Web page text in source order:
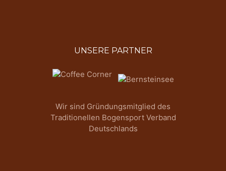
UNSERE PARTNER
Wir sind Gründungsmitglied des
Traditionellen Bogensport Verband
Deutschlands